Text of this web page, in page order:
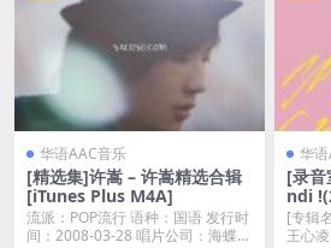
华语AAC音乐
[精选集]许嵩 – 许嵩精选合辑
[iTunes Plus M4A]
流派：POP流行 语种：国语 发行时
间：2008-03-28 唱片公司：海蝶音
华
[录
ndi
C]
[专辑
王心